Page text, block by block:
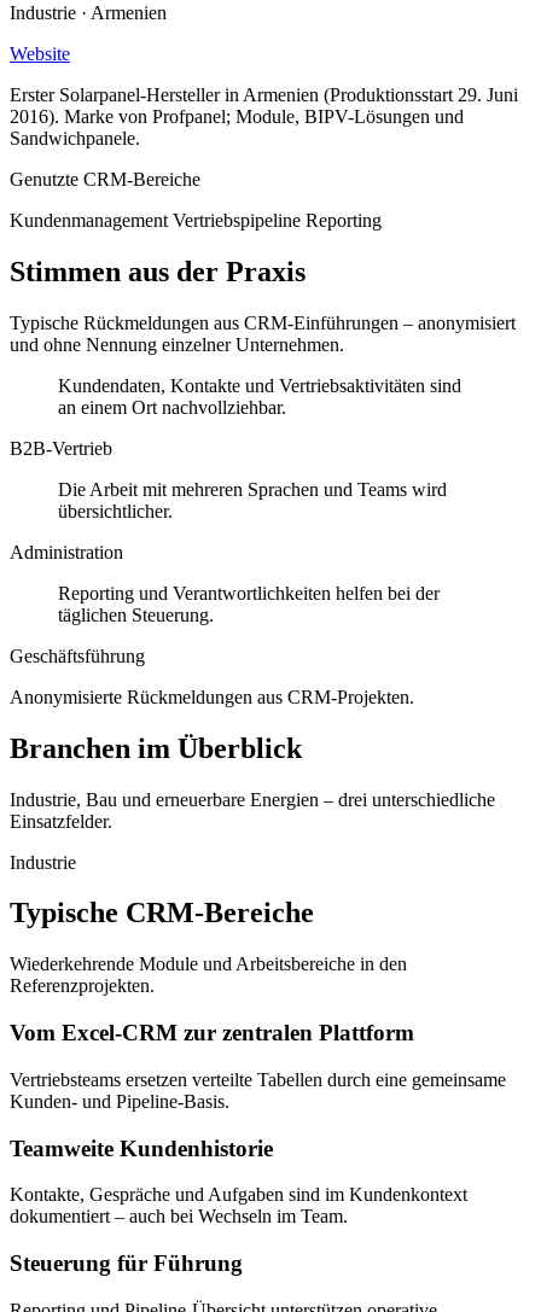
Industrie · Armenien
Website
Erster Solarpanel-Hersteller in Armenien (Produktionsstart 29. Juni
2016). Marke von Profpanel; Module, BIPV-Lösungen und
Sandwichpanele.
Genutzte CRM-Bereiche
Kundenmanagement Vertriebspipeline Reporting
Stimmen aus der Praxis
Typische Rückmeldungen aus CRM-Einführungen – anonymisiert
und ohne Nennung einzelner Unternehmen.
Kundendaten, Kontakte und Vertriebsaktivitäten sind
an einem Ort nachvollziehbar.
B2B-Vertrieb
Die Arbeit mit mehreren Sprachen und Teams wird
übersichtlicher.
Administration
Reporting und Verantwortlichkeiten helfen bei der
täglichen Steuerung.
Geschäftsführung
Anonymisierte Rückmeldungen aus CRM-Projekten.
Branchen im Überblick
Industrie, Bau und erneuerbare Energien – drei unterschiedliche
Einsatzfelder.
Industrie
Typische CRM-Bereiche
Wiederkehrende Module und Arbeitsbereiche in den
Referenzprojekten.
Vom Excel-CRM zur zentralen Plattform
Vertriebsteams ersetzen verteilte Tabellen durch eine gemeinsame
Kunden- und Pipeline-Basis.
Teamweite Kundenhistorie
Kontakte, Gespräche und Aufgaben sind im Kundenkontext
dokumentiert – auch bei Wechseln im Team.
Steuerung für Führung